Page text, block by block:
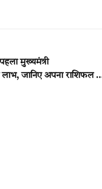
मुख्यमंत्री
जानिए अपना राशिफल